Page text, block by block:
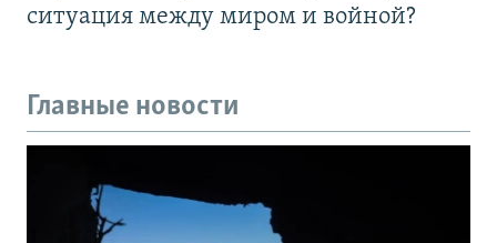
ситуация между миром и войной?
Главные новости